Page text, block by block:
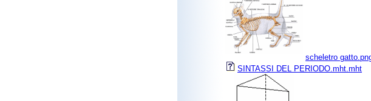
scheletro
SINTASSI DEL PERIODO.mht.mht